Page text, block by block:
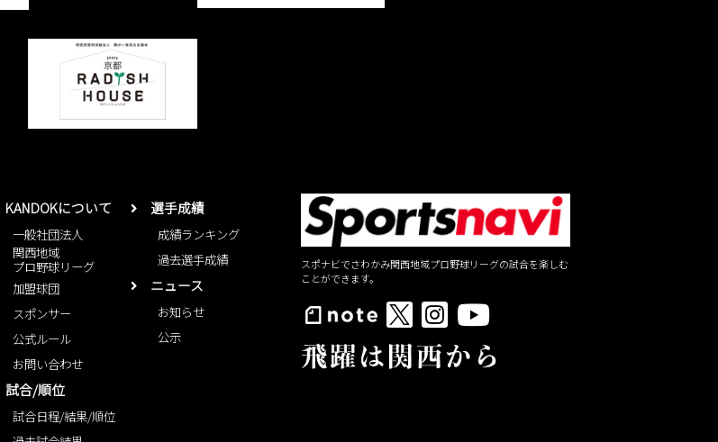
KANDOKについて
一般社団法人
関西地域
プロ野球リーグ
加盟球団
スポンサー
公式ルール
お問い合わせ
試合/順位
試合日程/結果/順位
選手成績
成績ランキング
過去選手成績
ニュース
お知らせ
公示
スポナビでさわかみ関西地域プロ野球リーグの試合を楽しむ
ことができます。